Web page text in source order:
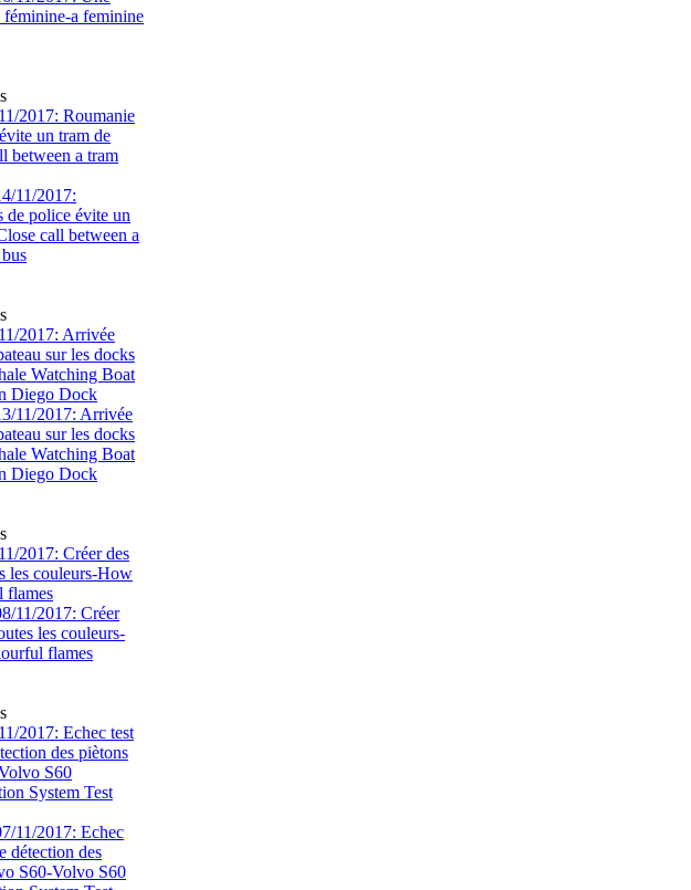
2017: Roumanie
un tram de
between a tram
2017: Arrivée
sur les docks
Watching Boat
Diego Dock
2017: Créer des
les couleurs-How
flames
2017: Echec test
des piètons
S60
System Test